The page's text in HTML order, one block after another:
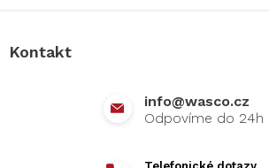
Kontakt
info@wasco.cz